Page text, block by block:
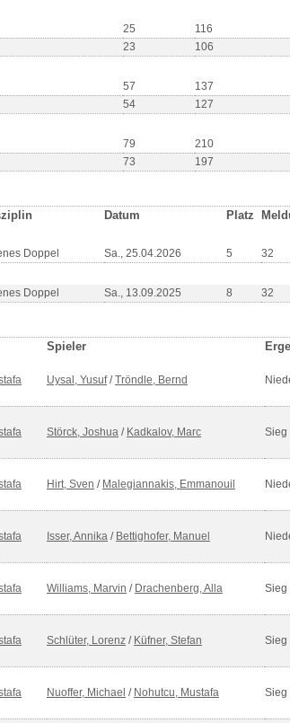
25
116
23 106
57
137
54 127
79
210
73 197
Datum Platz
Doppel Sa., 25.04.2026 5 32
Doppel Sa., 13.09.2025 8 32
Spieler
Uysal, Yusuf/Tröndle, Bernd
Störck, Joshua / Kadkalov, Marc Sieg
Hirt, Sven / Malegiannakis, Emmanouil
Isser, Annika / Bettighofer, Manuel
Williams, Marvin / Drachenberg, Alla Sieg
Schlüter, Lorenz / Küfner, Stefan Sieg
Nuoffer, Michael / Nohutcu, Mustafa Sieg